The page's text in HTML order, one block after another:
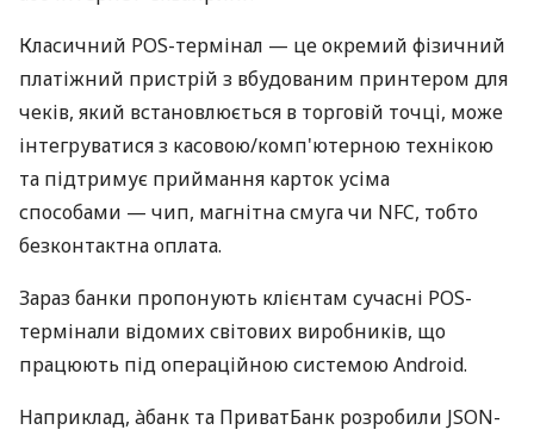
Класичний POS-термінал — це окремий фізичний
платіжний пристрій з вбудованим принтером для
чеків, який встановлюється в торговій точці, може
інтегруватися з касовою/комп'ютерною технікою
та підтримує приймання карток усіма
способами — чип, магнітна смуга чи NFC, тобто
безконтактна оплата.
Зараз банки пропонують клієнтам сучасні POS-
термінали відомих світових виробників, що
працюють під операційною системою Android.
Наприклад, àбанк та ПриватБанк розробили JSON-